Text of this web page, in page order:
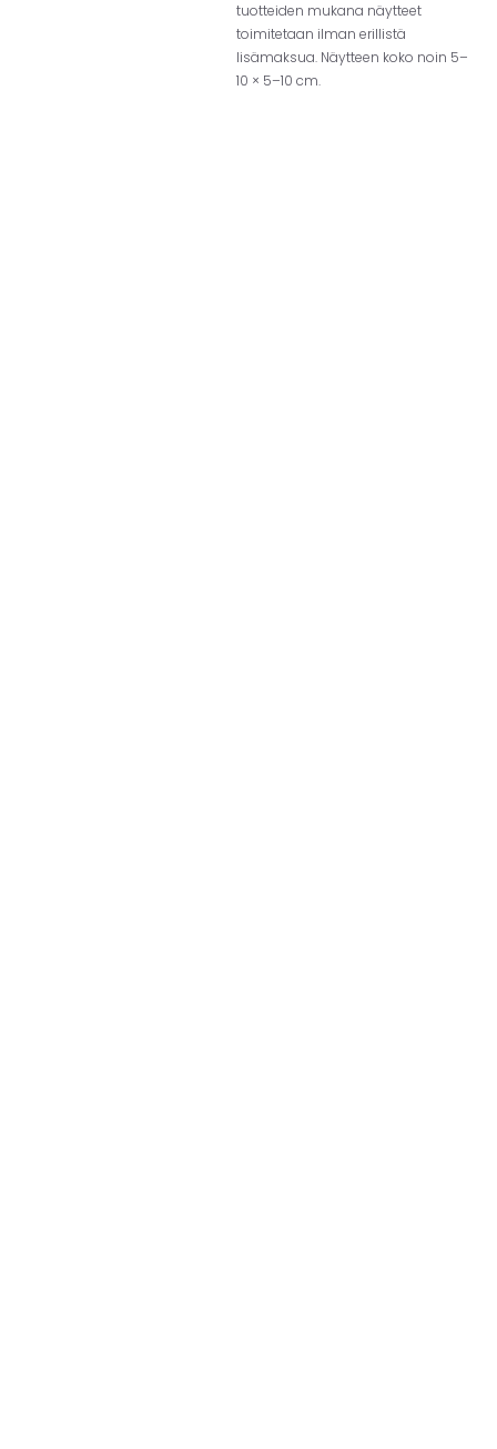
tuotteiden mukana näytteet
toimitetaan ilman erillistä
lisämaksua. Näytteen koko noin 5–
10 × 5–10 cm.